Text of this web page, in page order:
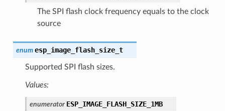
The SPI flash clock frequency equals to the clock
source
enum esp_image_flash_size_t
Supported SPI flash sizes.
Values:
enumerator ESP_IMAGE_FLASH_SIZE_1MB